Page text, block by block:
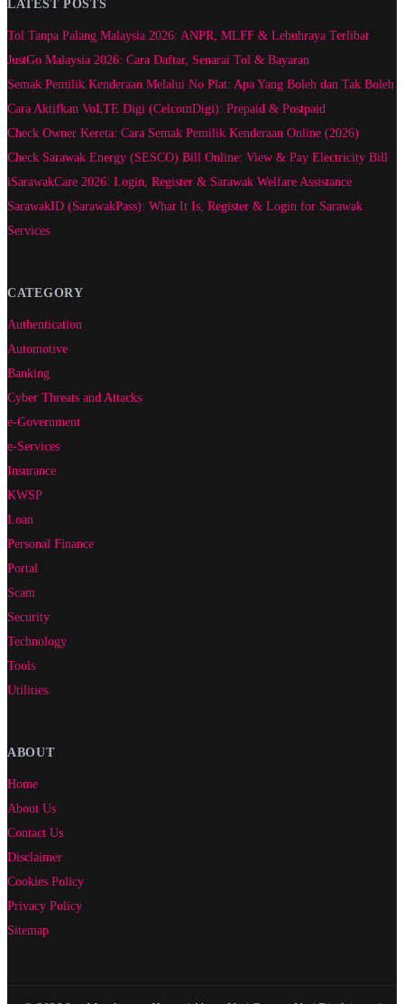
LATEST POSTS
Tol Tanpa Palang Malaysia 2026: ANPR, MLFF & Lebuhraya Terlibat
JustGo Malaysia 2026: Cara Daftar, Senarai Tol & Bayaran
Semak Pemilik Kenderaan Melalui No Plat: Apa Yang Boleh dan Tak Boleh
Cara Aktifkan VoLTE Digi (CelcomDigi): Prepaid & Postpaid
Check Owner Kereta: Cara Semak Pemilik Kenderaan Online (2026)
Check Sarawak Energy (SESCO) Bill Online: View & Pay Electricity Bill
iSarawakCare 2026: Login, Register & Sarawak Welfare Assistance
SarawakID (SarawakPass): What It Is, Register & Login for Sarawak
Services
CATEGORY
Authentication
Automotive
Banking
Cyber Threats and Attacks
e-Government
e-Services
Insurance
KWSP
Loan
Personal Finance
Portal
Scam
Security
Technology
Tools
Utilities
ABOUT
Home
About Us
Contact Us
Disclaimer
Cookies Policy
Privacy Policy
Sitemap